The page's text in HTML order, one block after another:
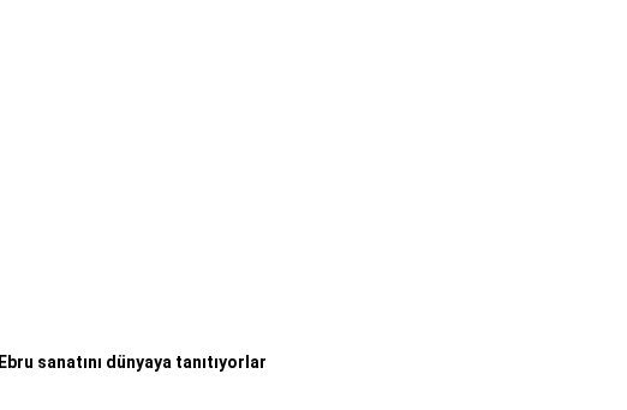
Ebru sanatını dünyaya tanıtıyorlar